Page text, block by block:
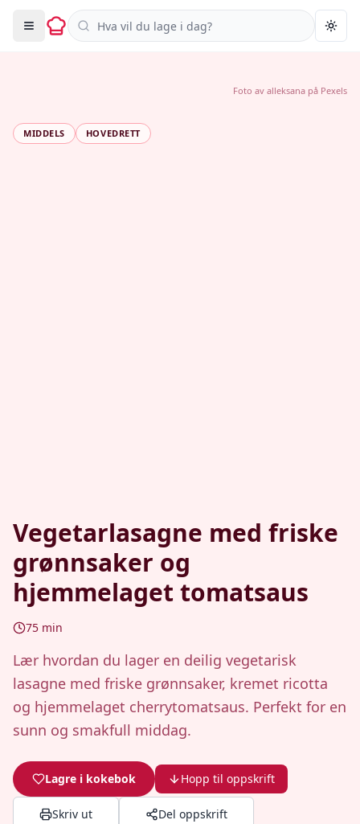
Søk i oppskrifter
MIDDELS HOVEDRETT
Vegetarlasagne med friske
grønnsaker og
hjemmelaget tomatsaus
75 min
Lær hvordan du lager en deilig vegetarisk
lasagne med friske grønnsaker, kremet ricotta
og hjemmelaget cherrytomatsaus. Perfekt for en
sunn og smakfull middag.
Lagre i kokebok Hopp til oppskrift
Skriv ut Del oppskrift
Foto av alleksana på Pexels